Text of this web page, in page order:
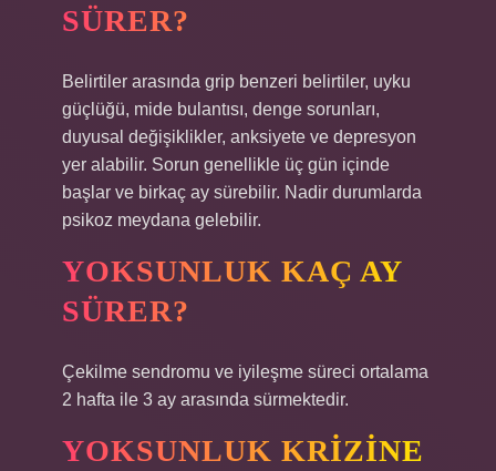
SÜRER?
Belirtiler arasında grip benzeri belirtiler, uyku
güçlüğü, mide bulantısı, denge sorunları,
duyusal değişiklikler, anksiyete ve depresyon
yer alabilir. Sorun genellikle üç gün içinde
başlar ve birkaç ay sürebilir. Nadir durumlarda
psikoz meydana gelebilir.
YOKSUNLUK KAÇ AY
SÜRER?
Çekilme sendromu ve iyileşme süreci ortalama
2 hafta ile 3 ay arasında sürmektedir.
YOKSUNLUK KRIZINE